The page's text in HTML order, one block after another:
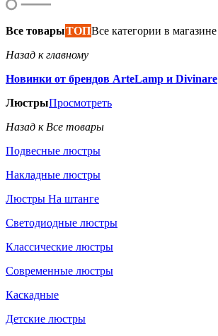
Все товарыТОПВсе категории в магазине
Назад к главному
Новинки от брендов ArteLamp и Divinare
ЛюстрыПросмотреть
Назад к Все товары
Подвесные люстры
Накладные люстры
Люстры На штанге
Светодиодные люстры
Классические люстры
Современные люстры
Каскадные
Детские люстры